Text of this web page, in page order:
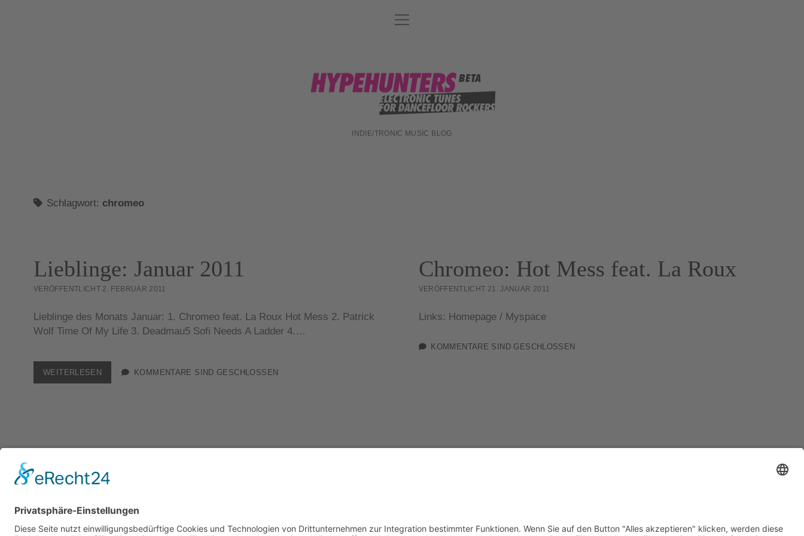
DATENSCHUTZ
ABOUT
IMPRESSUM
Menü
öffnen
hypehunters
INDIE/TRONIC MUSIC BLOG
Schlagwort: chromeo
Lieblinge: Januar 2011
VERÖFFENTLICHT 2. FEBRUAR 2011
Lieblinge des Monats Januar: 1. Chromeo feat. La Roux Hot Mess 2. Patrick
Wolf Time Of My Life 3. Deadmau5 Sofi Needs A Ladder 4.…
WEITERLESEN LIEBLINGE:
JANUAR
KOMMENTARE SIND GESCHLOSSEN
Chromeo: Hot Mess feat. La Roux
VERÖFFENTLICHT 21. JANUAR 2011
Links: Homepage / Myspace
KOMMENTARE SIND GESCHLOSSEN